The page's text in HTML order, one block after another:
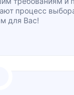
процесс
для Вас!